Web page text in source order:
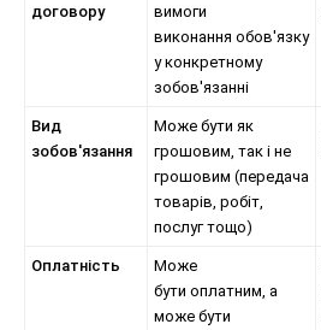
договору
вимоги
виконання обов'язку
у конкретному
зобов'язанні
Вид
зобов'язання
Може бути як
грошовим, так і не
грошовим (передача
товарів, робіт,
послуг тощо)
Оплатність
Може
бути оплатним, а
може бути